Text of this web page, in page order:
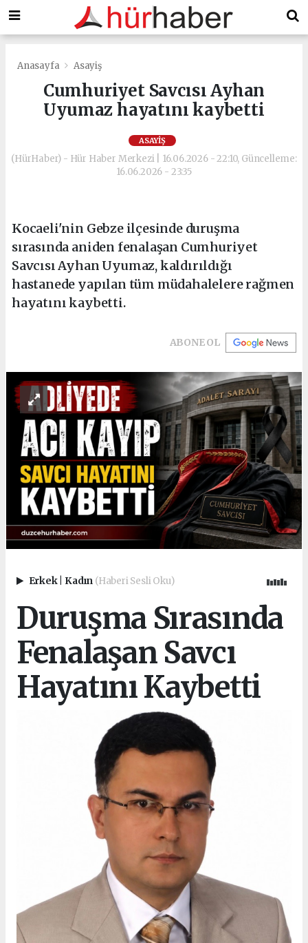
Anasayfa Asayiş
Cumhuriyet Savcısı Ayhan
Uyumaz hayatını kaybetti
ASAYIŞ
(HürHaber) - Hür Haber Merkezi | 16.06.2026 - 22:10, Güncelleme:
16.06.2026 - 23:35
Kocaeli'nin Gebze ilçesinde duruşma
sırasında aniden fenalaşan Cumhuriyet
Savcısı Ayhan Uyumaz, kaldırıldığı
hastanede yapılan tüm müdahalelere rağmen
hayatını kaybetti.
ABONE OL
Erkek Kadın (Haberi Sesli Oku)
Duruşma Sırasında
Fenalaşan Savcı
Hayatını Kaybetti